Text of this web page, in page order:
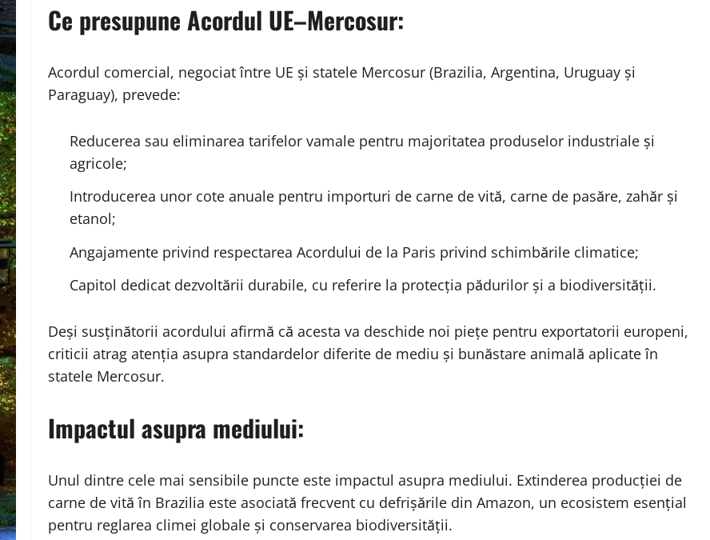
Ce presupune Acordul UE–Mercosur:
Acordul comercial, negociat între UE și statele Mercosur (Brazilia, Argentina, Uruguay și
Paraguay), prevede:
Reducerea sau eliminarea tarifelor vamale pentru majoritatea produselor industriale și
agricole;
Introducerea unor cote anuale pentru importuri de carne de vită, carne de pasăre, zahăr și
etanol;
Angajamente privind respectarea Acordului de la Paris privind schimbările climatice;
Capitol dedicat dezvoltării durabile, cu referire la protecția pădurilor și a biodiversității.
Deși susținătorii acordului afirmă că acesta va deschide noi piețe pentru exportatorii europeni,
criticii atrag atenția asupra standardelor diferite de mediu și bunăstare animală aplicate în
statele Mercosur.
Impactul asupra mediului:
Unul dintre cele mai sensibile puncte este impactul asupra mediului. Extinderea producției de
carne de vită în Brazilia este asociată frecvent cu defrișările din Amazon, un ecosistem esențial
pentru reglarea climei globale și conservarea biodiversității.